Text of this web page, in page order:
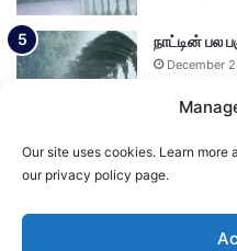
Our site uses cookies. Learn
our privacy policy page.
நாட்டின் பல
December